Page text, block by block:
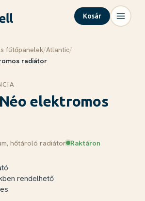
Kosár
Kosár megnyitása →
fűtőpanelek/Atlantic/
radiátor
elektromos
hőtároló radiátor Raktáron
rendelhető